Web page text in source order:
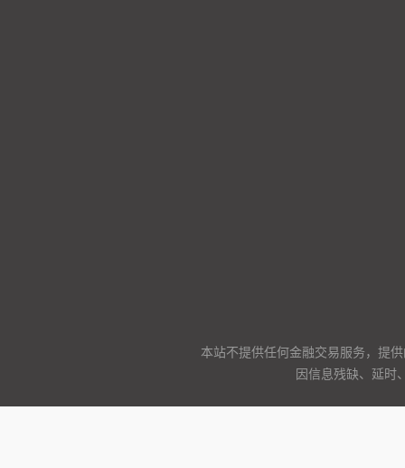
本站不提供任何金融交易服务，提
因信息残缺、延时